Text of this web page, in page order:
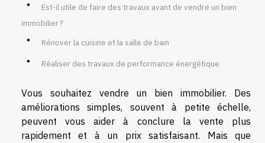
Est-il utile de faire des travaux avant de vendre un bien
immobilier ?
Rénover la cuisine et la salle de bain
Réaliser des travaux de performance énergétique
Vous souhaitez vendre un bien immobilier. Des
améliorations simples, souvent à petite échelle,
peuvent vous aider à conclure la vente plus
rapidement et à un prix satisfaisant. Mais que